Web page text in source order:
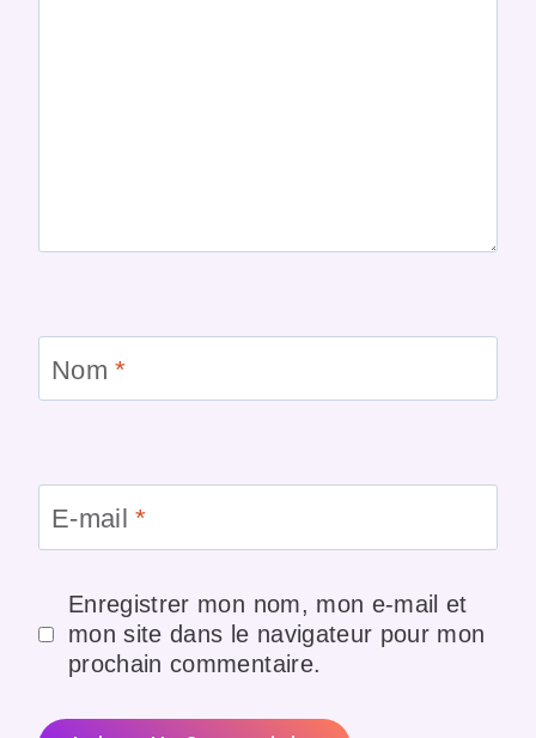
Nom*
E-mail*
Enregistrer mon nom, mon e-mail et
mon site dans le navigateur pour mon
prochain commentaire.